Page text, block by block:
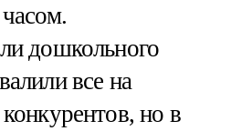
дошкольного
все на
но в